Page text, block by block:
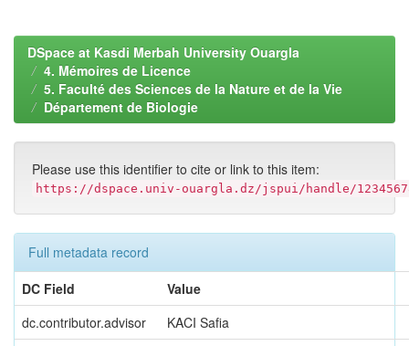
DSpace at Kasdi Merbah University Ouargla
4. Mémoires de Licence
5. Faculté des Sciences de la Nature et de la Vie
Département de Biologie
Please use this identifier to cite or link to this item:
https://dspace.univ-ouargla.dz/jspui/handle/
Full metadata record
DC Field
Value
dc.contributor.advisor
KACI Safia